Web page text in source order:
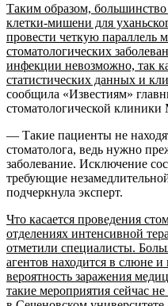
Таким образом,
клетки-мишени для
провести четкую параллель
стоматологических
инфекции невозможно, так
статистических данных и
сообщила «Известиям»
стоматологической
— Такие пациенты не
стоматолога, ведь нужно
заболевание. Исключение
требующие
подчеркнула эксперт.
Что касается проведения
отделениях интенсивной
отметили специалисты.
агентов находится в слюне
вероятность заражения
такие мероприятия сейчас не